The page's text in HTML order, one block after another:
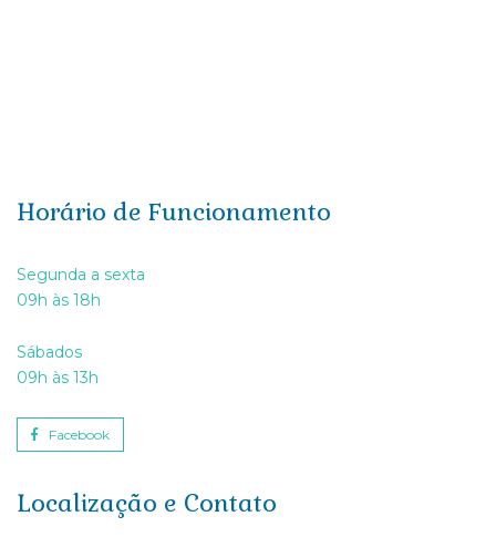
Horário de Funcionamento
Segunda a sexta
09h às 18h
Sábados
09h às 13h
Facebook
Localização e Contato